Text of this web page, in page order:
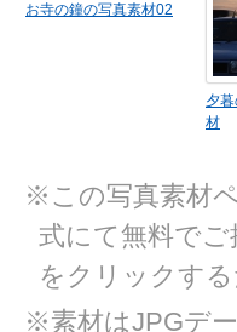
お寺の鐘の写真素材02
夕
材
※この写真素材
式にて無料で
をクリックする
※素材はJPGデ